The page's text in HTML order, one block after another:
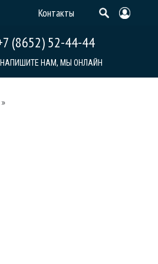
Контакты
(8652) 52-44-44
НАПИШИТЕ НАМ, МЫ ОНЛАЙН
»